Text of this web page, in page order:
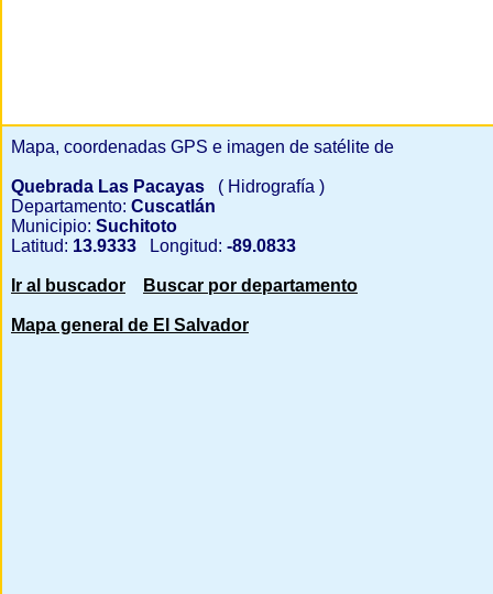
Mapa, coordenadas GPS e imagen de satélite de
Quebrada Las Pacayas
( Hidrografía )
Departamento: Cuscatlán
Municipio: Suchitoto
Latitud: 13.9333 Longitud: -89.0833
Ir al buscador Buscar por departamento
Mapa general de El Salvador